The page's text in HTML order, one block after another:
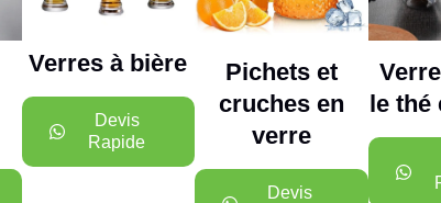
Verres à bière
Devis
Rapide
Pichets et
cruches en
verre
Devis
le thé